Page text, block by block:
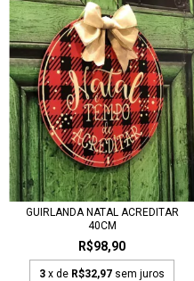
GUIRLANDA NATAL ACREDITAR
40CM
R$98,90
3 x de R$32,97 sem juros